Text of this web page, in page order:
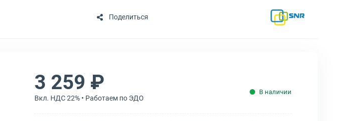
Поделиться
3 259 ₽
Вкл. НДС 22% • Работаем по ЭДО
В наличии